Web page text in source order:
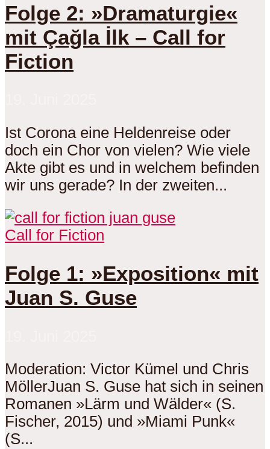
Folge 2: »Dramaturgie«
mit Çağla İlk – Call for
Fiction
Ist Corona eine Heldenreise oder
doch ein Chor von vielen? Wie viele
Akte gibt es und in welchem befinden
wir uns gerade? In der zweiten...
Call for Fiction
Folge 1: »Exposition« mit
Juan S. Guse
Moderation: Victor Kümel und Chris
MöllerJuan S. Guse hat sich in seinen
Romanen »Lärm und Wälder« (S.
Fischer, 2015) und »Miami Punk«
(S...